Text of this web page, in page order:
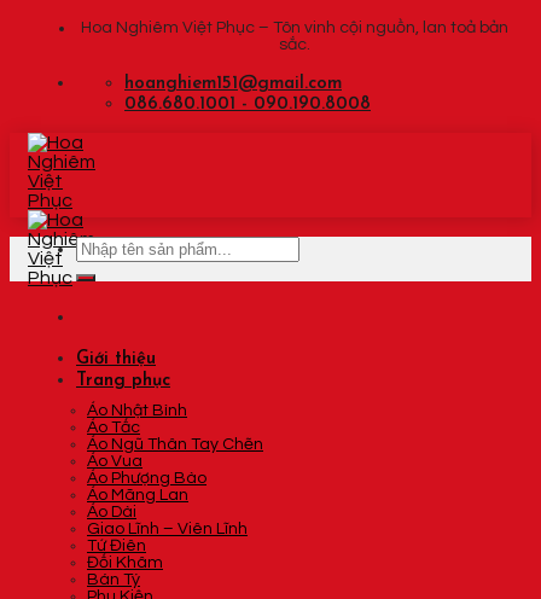
Hoa Nghiêm Việt Phục – Tôn vinh cội nguồn, lan toả bản
sắc.
hoanghiem151@gmail.com
086.680.1001 - 090.190.8008
Giới thiệu
Trang phục
Áo Nhật Bình
Áo Tấc
Áo Ngũ Thân Tay Chẽn
Áo Vua
Áo Phượng Bào
Áo Mãng Lan
Áo Dài
Giao Lĩnh – Viên Lĩnh
Tứ Điên
Đối Khâm
Bán Tý
Tìm
kiếm: